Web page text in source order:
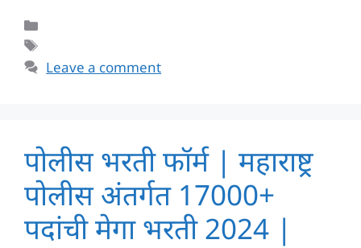
Leave a comment
पोलीस भरती फॉर्म | महाराष्ट्र
पोलीस अंतर्गत 17000+
पदांची मेगा भरती 2024 |